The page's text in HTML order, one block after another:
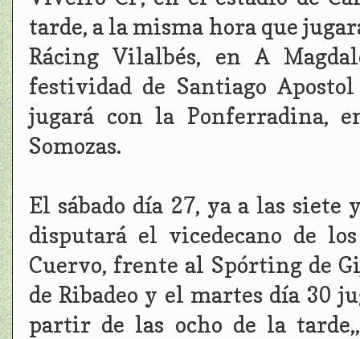
tarde, a la misma hora que
Rácing Vilalbés, en A
festividad de Santiago
jugará con la Ponferradina,
Somozas.
El sábado día 27, ya a las siete
disputará el vicedecano de
Cuervo, frente al Spórting de
de Ribadeo y el martes día 30
partir de las ocho de la